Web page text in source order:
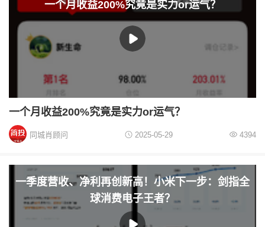
一个月收益200%究竟是实力or运气？
一个月收益200%究竟是实力or运气？
同城肖顾问 2025-05-29 4394
一季度营收、净利再创新高！小米下一步：剑指全
球消费电子王者？